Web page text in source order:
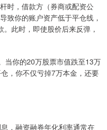
时，借款方（券商或配资公
致你的账户资产低于平仓线，
此时，即使股价后来反弹，
当你的20万股票市值跌至13万
，你不仅亏掉7万本金，还要
，融资融券年化利率通常在